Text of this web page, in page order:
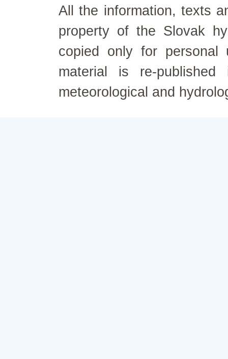
All the information, texts
property of the Slovak
copied only for personal
material is re-
meteorological and